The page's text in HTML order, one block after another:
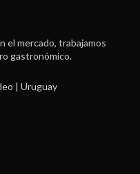
el mercado, trabajamos
gastronómico.
| Uruguay